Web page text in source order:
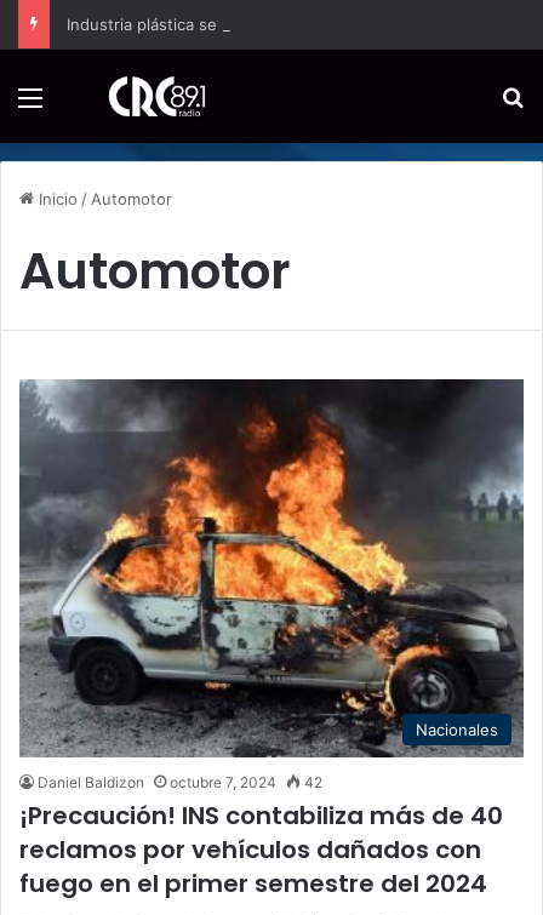
Industria plástica se suma a la economía circular
Inicio / Automotor
Automotor
Nacionales
Daniel Baldizon octubre 7, 2024 42
¡Precaución! INS contabiliza más de 40
reclamos por vehículos dañados con
fuego en el primer semestre del 2024